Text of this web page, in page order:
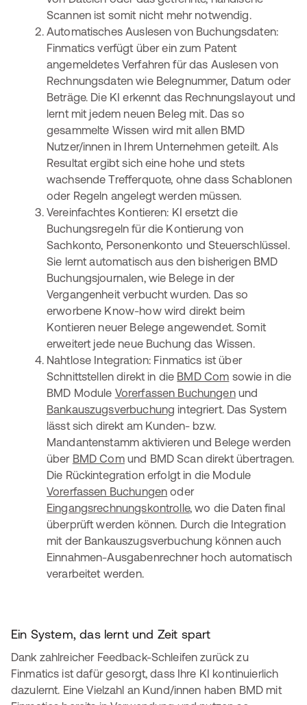
Scannen ist somit nicht mehr notwendig.
Automatisches Auslesen von Buchungsdaten:
Finmatics verfügt über ein zum Patent
angemeldetes Verfahren für das Auslesen von
Rechnungsdaten wie Belegnummer, Datum oder
Beträge. Die KI erkennt das Rechnungslayout und
lernt mit jedem neuen Beleg mit. Das so
gesammelte Wissen wird mit allen BMD
Nutzer/innen in Ihrem Unternehmen geteilt. Als
Resultat ergibt sich eine hohe und stets
wachsende Trefferquote, ohne dass Schablonen
oder Regeln angelegt werden müssen.
Vereinfachtes Kontieren: KI ersetzt die
Buchungsregeln für die Kontierung von
Sachkonto, Personenkonto und Steuerschlüssel.
Sie lernt automatisch aus den bisherigen BMD
Buchungsjournalen, wie Belege in der
Vergangenheit verbucht wurden. Das so
erworbene Know-how wird direkt beim
Kontieren neuer Belege angewendet. Somit
erweitert jede neue Buchung das Wissen.
Nahtlose Integration: Finmatics ist über
Schnittstellen direkt in die BMD Com sowie in die
BMD Module Vorerfassen Buchungenund
Bankauszugsverbuchung integriert. Das System
lässt sich direkt am Kunden- bzw.
Mandantenstamm aktivieren und Belege werden
über BMD Comund BMD Scan direkt übertragen.
Die Rückintegration erfolgt in die Module
Vorerfassen Buchungen oder
Eingangsrechnungskontrolle, wo die Daten final
überprüft werden können. Durch die Integration
mit der Bankauszugsverbuchung können auch
Einnahmen-Ausgabenrechner hoch automatisch
verarbeitet werden.
Ein System, das lernt und Zeit spart
Dank zahlreicher Feedback-Schleifen zurück zu
Finmatics ist dafür gesorgt, dass Ihre KI kontinuierlich
dazulernt. Eine Vielzahl an Kund/innen haben BMD mit